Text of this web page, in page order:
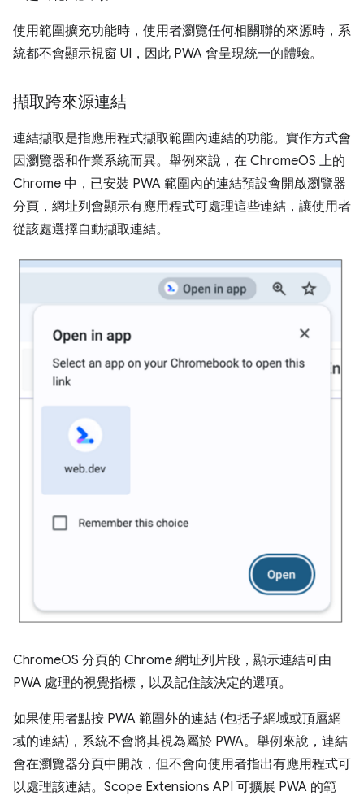
使用範圍擴充功能時，使用者瀏覽任何相關聯的來源時，系
統都不會顯示視窗 UI，因此 PWA 會呈現統一的體驗。
擷取跨來源連結
連結擷取是指應用程式擷取範圍內連結的功能。實作方式會
因瀏覽器和作業系統而異。舉例來說，在 ChromeOS 上的
Chrome 中，已安裝 PWA 範圍內的連結預設會開啟瀏覽器
分頁，網址列會顯示有應用程式可處理這些連結，讓使用者
從該處選擇自動擷取連結。
ChromeOS 分頁的 Chrome 網址列片段，顯示連結可由
PWA 處理的視覺指標，以及記住該決定的選項。
如果使用者點按 PWA 範圍外的連結 (包括子網域或頂層網
域的連結)，系統不會將其視為屬於 PWA。舉例來說，連結
會在瀏覽器分頁中開啟，但不會向使用者指出有應用程式可
以處理該連結。Scope Extensions API 可擴展 PWA 的範